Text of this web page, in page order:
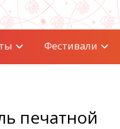
Фестивали
печатной